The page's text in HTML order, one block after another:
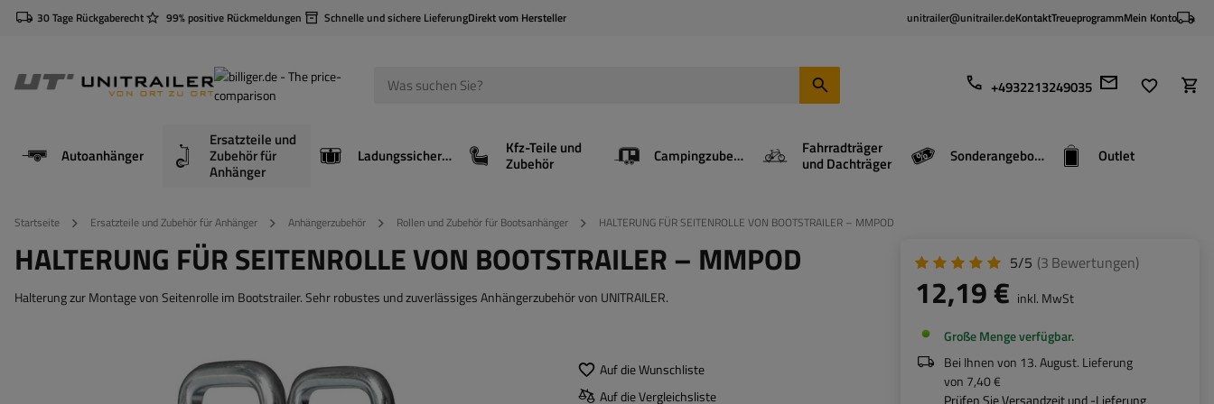
30 Tage Rückgaberecht 99% positive Rückmeldungen Schnelle und sichere LieferungDirekt vom Hersteller unitrailer@unitrailer.deKontaktTreueprogrammMein Konto
+4932213249035
Autoanhänger
Ersatzteile und
Zubehör für
Anhänger
Ladungssicherung Kfz-Teile und
Zubehör Campingzubehör Fahrradträger
und Dachträger Sonderangebote Outlet
Startseite Ersatzteile und Zubehör für Anhänger Anhängerzubehör Rollen und Zubehör für Bootsanhänger HALTERUNG FÜR SEITENROLLE VON BOOTSTRAILER – MMPOD
HALTERUNG FÜR SEITENROLLE VON BOOTSTRAILER – MMPOD
Halterung zur Montage von Seitenrolle im Bootstrailer. Sehr robustes und zuverlässiges Anhängerzubehör von UNITRAILER.
Auf die Wunschliste
Auf die Vergleichsliste
5/5 (3 Bewertungen)
12,19 € inkl. MwSt
Große Menge verfügbar
Bei Ihnen von 13. August. Lieferung
von 7,40 €
Prüfen Sie Versandzeit und -Lieferung